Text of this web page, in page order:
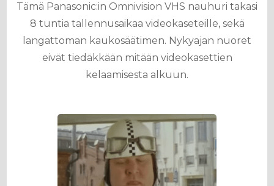
Tämä Panasonic:in Omnivision VHS nauhuri takasi
8 tuntia tallennusaikaa videokaseteille, sekä
langattoman kaukosäätimen. Nykyajan nuoret
eivät tiedäkkään mitään videokasettien
kelaamisesta alkuun.